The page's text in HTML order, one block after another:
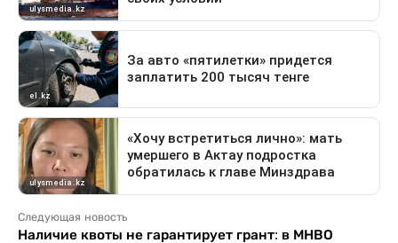
Следующая новость
Наличие квоты не гарантирует грант: в МНВО